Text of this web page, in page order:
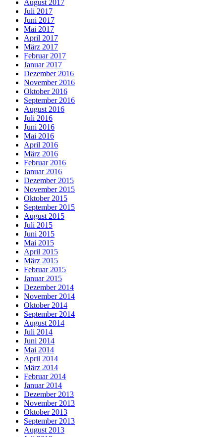
August 2017
Juli 2017
Juni 2017
Mai 2017
April 2017
März 2017
Februar 2017
Januar 2017
Dezember 2016
November 2016
Oktober 2016
September 2016
August 2016
Juli 2016
Juni 2016
Mai 2016
April 2016
März 2016
Februar 2016
Januar 2016
Dezember 2015
November 2015
Oktober 2015
September 2015
August 2015
Juli 2015
Juni 2015
Mai 2015
April 2015
März 2015
Februar 2015
Januar 2015
Dezember 2014
November 2014
Oktober 2014
September 2014
August 2014
Juli 2014
Juni 2014
Mai 2014
April 2014
März 2014
Februar 2014
Januar 2014
Dezember 2013
November 2013
Oktober 2013
September 2013
August 2013